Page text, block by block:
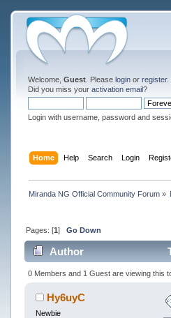
Welcome, Guest. Please loginor register.
Did you miss your activation email?
Login with username, password and
Home Help Search Login
Miranda NG Official Community Forum»
Pages: [1] Go Down
Author
0 Members and 1 Guest are viewing this
Hy6uyC
Newbie